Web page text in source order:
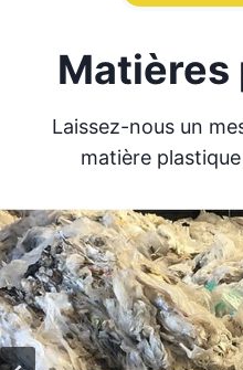
Matières
Laissez-nous un
matière